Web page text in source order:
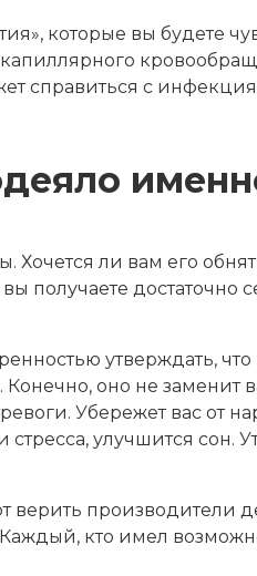
которые вы будете
справиться с
ли вам его
получаете достаточно
утверждать,
оно не заменит
Убережет вас от
улучшится сон.
верить производители
кто имел